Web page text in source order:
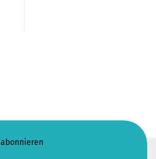
abonnieren